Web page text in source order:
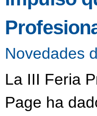
Novedades
La III Feria
Page ha